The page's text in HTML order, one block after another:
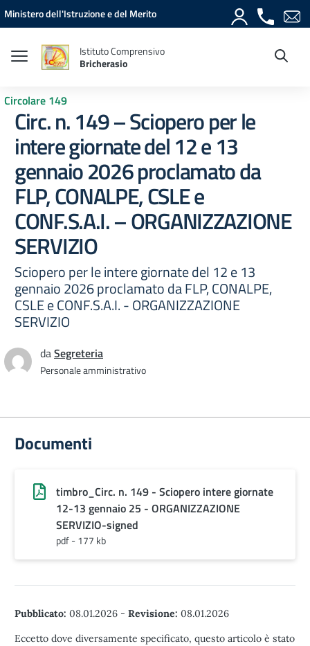
Vai ai contenuti
Vai al menu di navigazione
Vai al footer
Ministero dell'Istruzione e del Merito
Istituto Comprensivo
Bricherasio
Circolare 149
Circ. n. 149 – Sciopero per le
intere giornate del 12 e 13
gennaio 2026 proclamato da
FLP, CONALPE, CSLE e
CONF.S.A.I. – ORGANIZZAZIONE
SERVIZIO
Sciopero per le intere giornate del 12 e 13
gennaio 2026 proclamato da FLP, CONALPE,
CSLE e CONF.S.A.I. - ORGANIZZAZIONE
SERVIZIO
daSegreteria
Personale amministrativo
Documenti
timbro_Circ. n. 149 - Sciopero intere giornate
12-13 gennaio 25 - ORGANIZZAZIONE
SERVIZIO-signed
pdf - 177 kb
Pubblicato: 08.01.2026 - Revisione: 08.01.2026
Eccetto dove diversamente specificato, questo articolo è stato